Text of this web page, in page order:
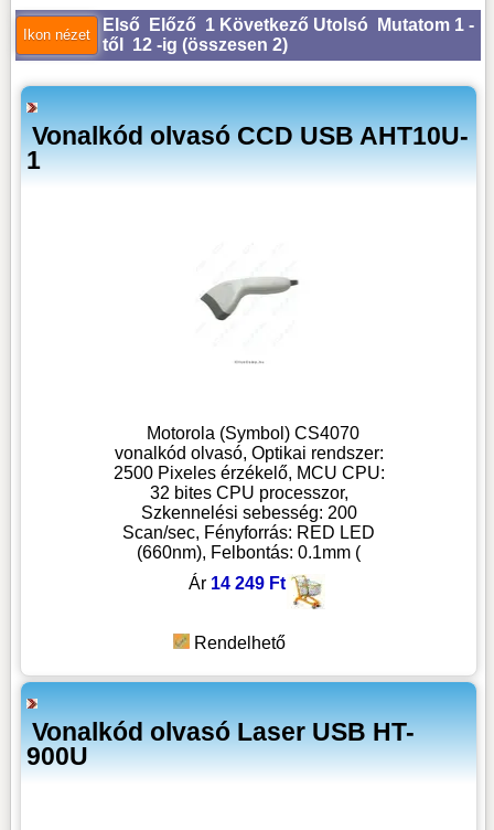
Első Előző 1 Következő Utolsó Mutatom 1 -
től 12 -ig (összesen 2)
Vonalkód olvasó CCD USB AHT10U-
1
Motorola (Symbol) CS4070
vonalkód olvasó, Optikai rendszer:
2500 Pixeles érzékelő, MCU CPU:
32 bites CPU processzor,
Szkennelési sebesség: 200
Scan/sec, Fényforrás: RED LED
(660nm), Felbontás: 0.1mm (
Ár 14 249 Ft
Rendelhető
Vonalkód olvasó Laser USB HT-
900U